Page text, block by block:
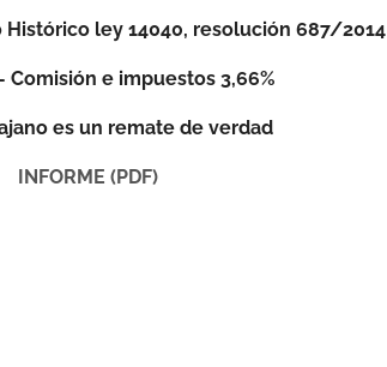
ley 14040, resolución 687/2014
Comisión e impuestos 3,66%
es un remate de verdad
INFORME (PDF)